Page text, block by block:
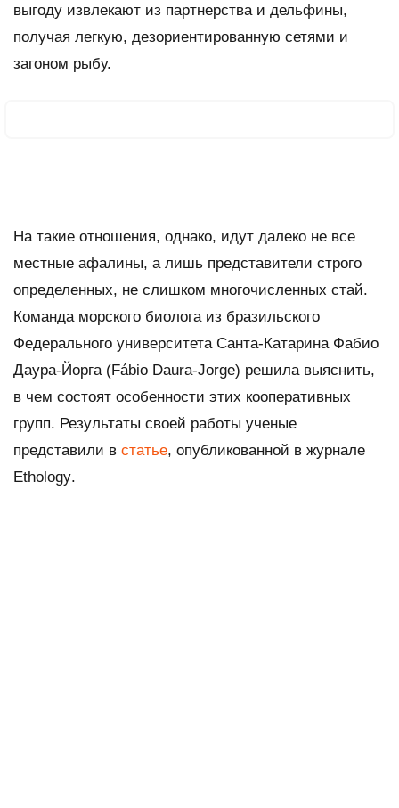
выгоду извлекают из партнерства и дельфины,
получая легкую, дезориентированную сетями и
загоном рыбу.
На такие отношения, однако, идут далеко не все
местные афалины, а лишь представители строго
определенных, не слишком многочисленных стай.
Команда морского биолога из бразильского
Федерального университета Санта-Катарина Фабио
Даура-Йорга (Fábio Daura-Jorge) решила выяснить,
в чем состоят особенности этих кооперативных
групп. Результаты своей работы ученые
представили в статье, опубликованной в журнале
Ethology.